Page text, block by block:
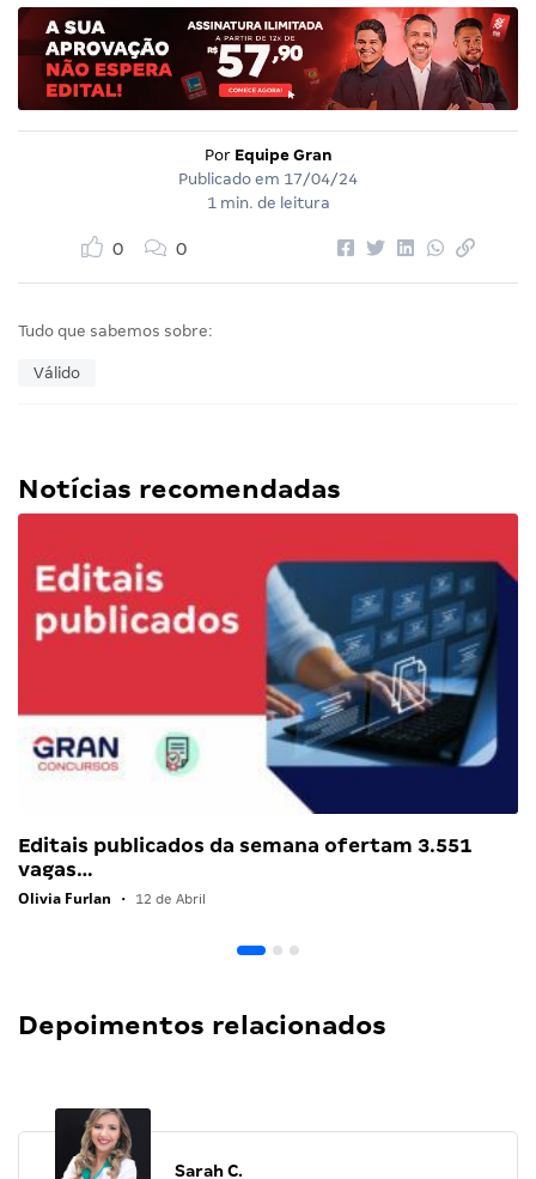
Por Equipe Gran
Publicado em 17/04/24
1 min. de leitura
0 0
Tudo que sabemos sobre:
Válido
Notícias recomendadas
Editais publicados da semana ofertam 3.551
vagas…
Olivia Furlan • 12 de Abril
Depoimentos relacionados
Sarah C.